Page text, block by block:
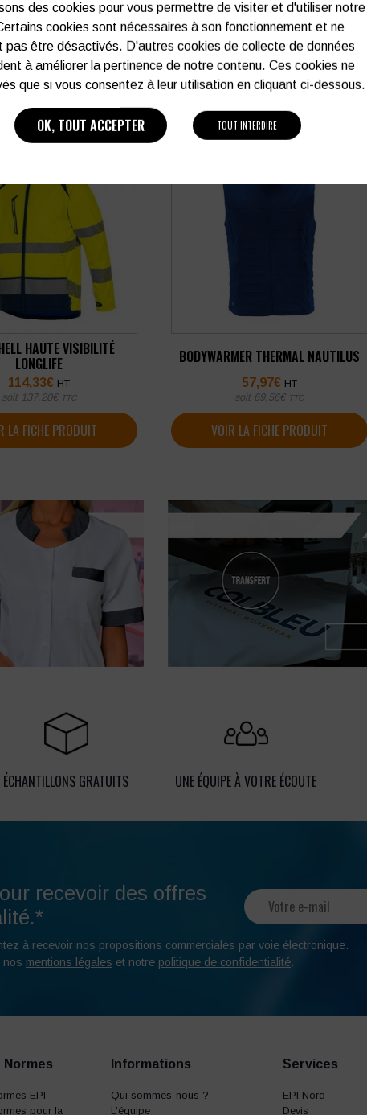
PRODUITS SIMILAIRES
HAUTE VISIBILITÉ
LONGLIFE
114,33€ HT
soit 137,20€ TTC
LA FICHE PRODUIT
BODYWARMER THERMAL NAUTILUS
57,97€ HT
soit 69,56€ TTC
VOIR LA FICHE PRODUIT
ÉCHANTILLONS GRATUITS UNE ÉQUIPE À VOTRE ÉCOUTE
recevoir des offres
à recevoir nos propositions commerciales par voie électronique.
nos mentions légales et notre politique de confidentialité.
Normes
EPI
pour la
Informations
Qui sommes-nous ?
L’équipe
Services
EPI Nord
Devis
des cookies pour vous permettre de visiter et d'utiliser notre
cookies sont nécessaires à son fonctionnement et ne
pas être désactivés. D'autres cookies de collecte de données
à améliorer la pertinence de notre contenu. Ces cookies ne
que si vous consentez à leur utilisation en cliquant ci-dessous.
OK, TOUT ACCEPTER TOUT INTERDIRE